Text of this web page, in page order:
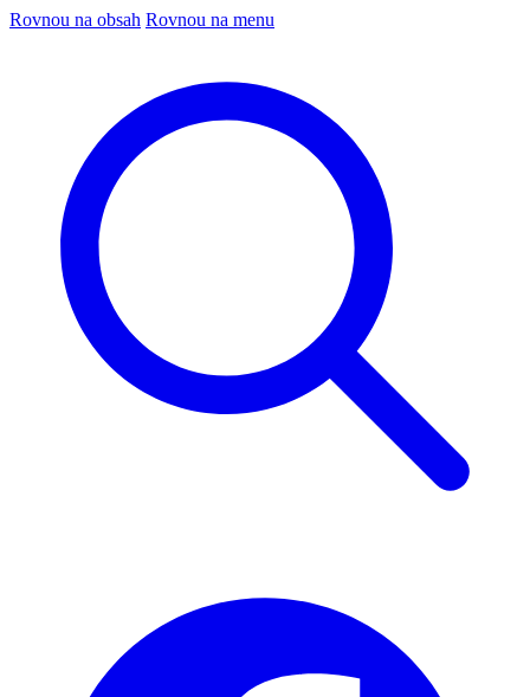
Rovnou na obsah Rovnou na menu